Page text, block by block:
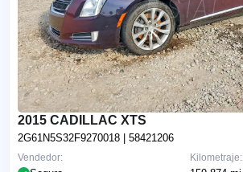
2015 CADILLAC XTS
2G61N5S32F9270018 | 58421206
Kilometraje:
Vendedor: